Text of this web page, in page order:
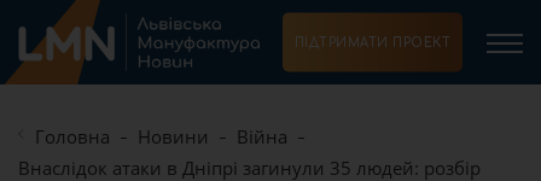
ПІДТРИМАТИ ПРОЕКТ
Головна Новини
Війна
Внаслідок атаки в Дніпрі загинули 35 людей: розбір